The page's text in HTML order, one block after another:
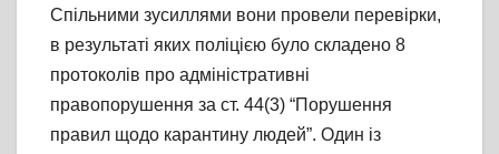
Спільними зусиллями вони провели перевірки,
в результаті яких поліцією було складено 8
протоколів про адміністративні
правопорушення за ст. 44(3) “Порушення
правил щодо карантину людей”. Один із